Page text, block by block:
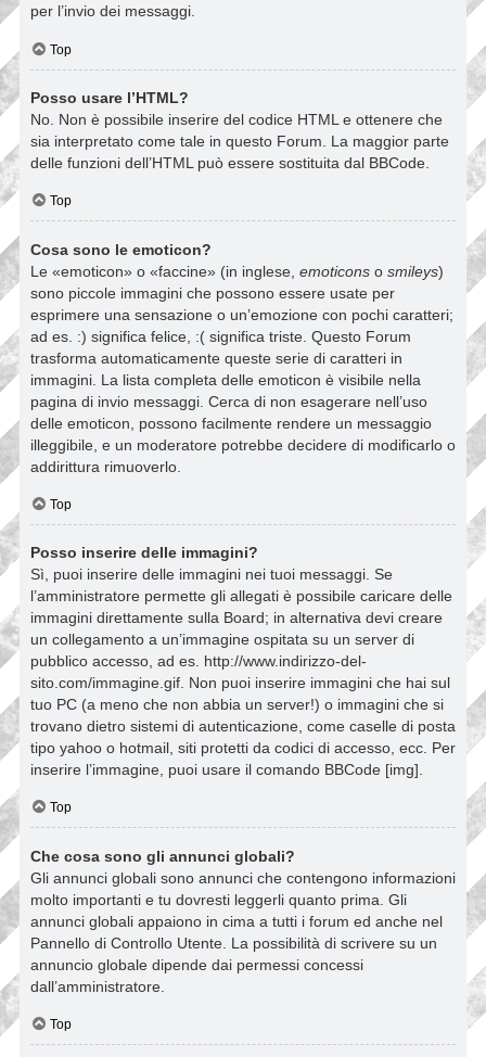
per l’invio dei messaggi.
Top
Posso usare l’HTML?
No. Non è possibile inserire del codice HTML e ottenere che
sia interpretato come tale in questo Forum. La maggior parte
delle funzioni dell’HTML può essere sostituita dal BBCode.
Top
Cosa sono le emoticon?
Le «emoticon» o «faccine» (in inglese, emoticons o smileys)
sono piccole immagini che possono essere usate per
esprimere una sensazione o un’emozione con pochi caratteri;
ad es. :) significa felice, :( significa triste. Questo Forum
trasforma automaticamente queste serie di caratteri in
immagini. La lista completa delle emoticon è visibile nella
pagina di invio messaggi. Cerca di non esagerare nell’uso
delle emoticon, possono facilmente rendere un messaggio
illeggibile, e un moderatore potrebbe decidere di modificarlo o
addirittura rimuoverlo.
Top
Posso inserire delle immagini?
Sì, puoi inserire delle immagini nei tuoi messaggi. Se
l’amministratore permette gli allegati è possibile caricare delle
immagini direttamente sulla Board; in alternativa devi creare
un collegamento a un’immagine ospitata su un server di
pubblico accesso, ad es. http://www.indirizzo-del-
sito.com/immagine.gif. Non puoi inserire immagini che hai sul
tuo PC (a meno che non abbia un server!) o immagini che si
trovano dietro sistemi di autenticazione, come caselle di posta
tipo yahoo o hotmail, siti protetti da codici di accesso, ecc. Per
inserire l’immagine, puoi usare il comando BBCode [img].
Top
Che cosa sono gli annunci globali?
Gli annunci globali sono annunci che contengono informazioni
molto importanti e tu dovresti leggerli quanto prima. Gli
annunci globali appaiono in cima a tutti i forum ed anche nel
Pannello di Controllo Utente. La possibilità di scrivere su un
annuncio globale dipende dai permessi concessi
dall’amministratore.
Top